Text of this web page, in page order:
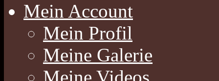
Mein Account
Mein Profil
Meine Galerie